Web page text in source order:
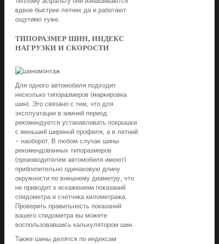
вдвое быстрее летних да и работают
ощутимо хуже.
ТИПОРАЗМЕР ШИН, ИНДЕКС
НАГРУЗКИ И СКОРОСТИ
Для одного автомобиля подходит
несколько типоразмеров (маркировка
шин). Это связано с тем, что для
эксплуатации в зимний период
рекомендуется устанавливать покрышки
с меньшей шириной профиля, а в летний
- наоборот. В любом случае шины
рекомендованных типоразмеров
(производителем автомобиля имеют)
приблизительно одинаковую длину
окружности по внешнему диаметру, что
не приводит к искажениям показаний
спидометра и счетчика километража.
Проверить правильность показаний
вашего спидометра вы можете
воспользовавшись калькулятором шин.
Также шины делятся по индексам